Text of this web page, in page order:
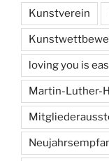
Kunstverein
loving you is
Martin-Luther-